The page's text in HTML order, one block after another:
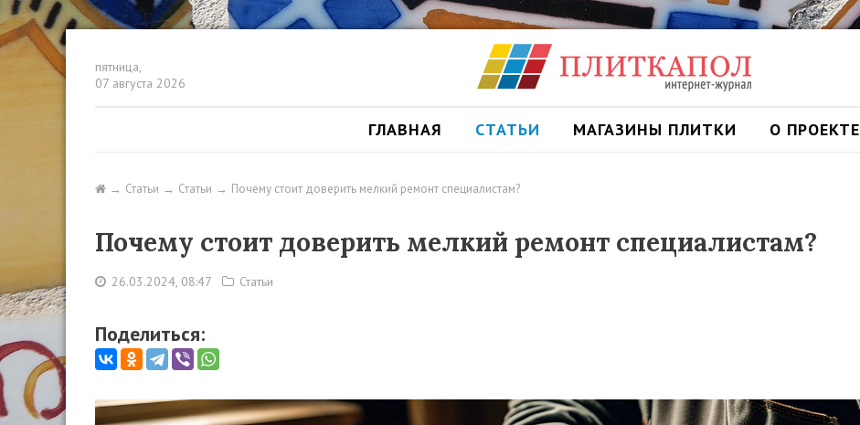
пятница,
07 августа 2026
ГЛАВНАЯ СТАТЬИ МАГАЗИНЫ ПЛИТКИ О ПРОЕКТЕ
Статьи Статьи Почему стоит доверить мелкий ремонт специалистам?
Почему стоит доверить мелкий ремонт специалистам?
26.03.2024, 08:47 Статьи
Поделиться: